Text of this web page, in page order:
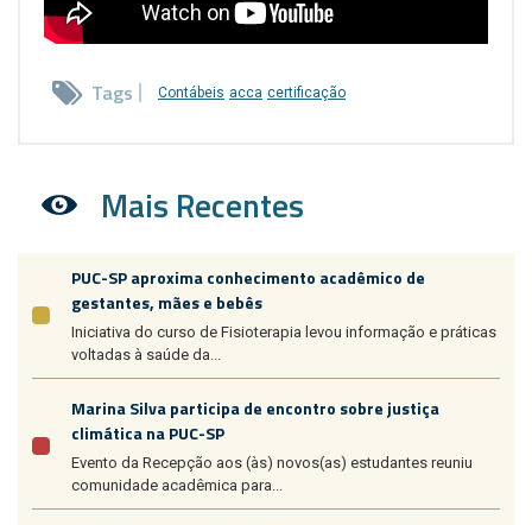
Tags Contábeis acca certificação
Mais Recentes
PUC-SP aproxima conhecimento acadêmico de
gestantes, mães e bebês
Iniciativa do curso de Fisioterapia levou informação e práticas
voltadas à saúde da...
Marina Silva participa de encontro sobre justiça
climática na PUC-SP
Evento da Recepção aos (às) novos(as) estudantes reuniu
comunidade acadêmica para...